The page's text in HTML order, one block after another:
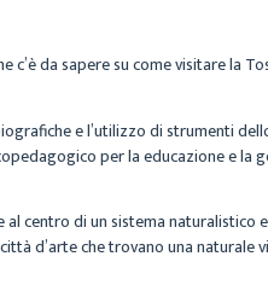
da sapere su come visitare la
e l’utilizzo di strumenti
per la educazione e la
al centro di un sistema
d’arte che trovano una